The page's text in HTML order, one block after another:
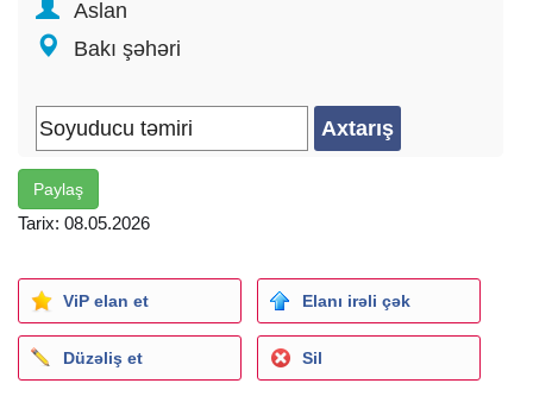
Aslan
Bakı şəhəri
Paylaş
Tarix: 08.05.2026
ViP elan et Elanı irəli çək
Düzəliş et Sil